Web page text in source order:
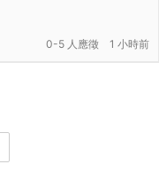
0-5 人應徵 1 小時前